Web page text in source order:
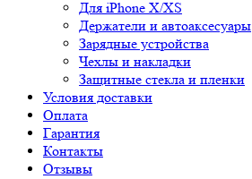
Для iPhone X/XS
Держатели и автоаксесуары
Зарядные устройства
Чехлы и накладки
Защитные стекла и пленки
Условия доставки
Оплата
Гарантия
Контакты
Отзывы